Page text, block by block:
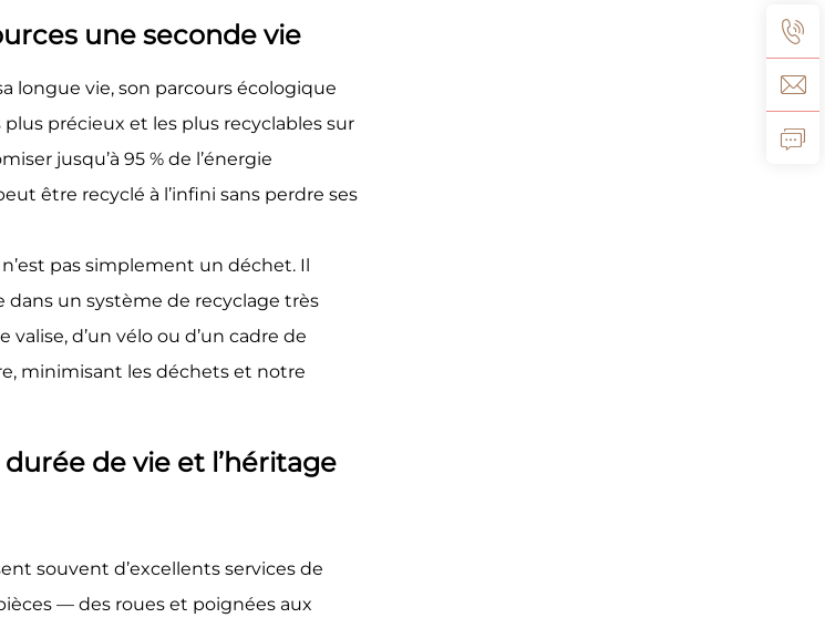
une seconde vie
longue vie, son parcours écologique
précieux et les plus recyclables sur
jusqu’à 95 % de l’énergie
être recyclé à l’infini sans perdre ses
pas simplement un déchet. Il
dans un système de recyclage très
d’un vélo ou d’un cadre de
minimisant les déchets et notre
de vie et l’héritage
souvent d’excellents services de
— des roues et poignées aux